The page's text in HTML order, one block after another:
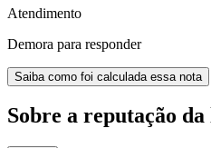
Atendimento
Demora para responder
Saiba como foi calculada essa nota
Sobre a reputação